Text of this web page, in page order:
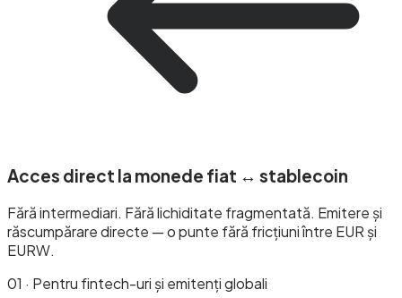
Acces direct la monede fiat ↔ stablecoin
Fără intermediari. Fără lichiditate fragmentată. Emitere și
răscumpărare directe — o punte fără fricțiuni între EUR și
EURW.
01 · Pentru fintech-uri și emitenți globali